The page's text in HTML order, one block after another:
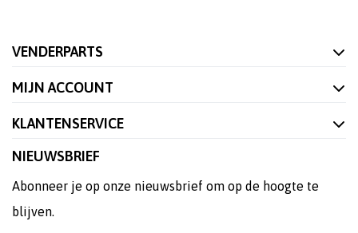
VENDERPARTS
MIJN ACCOUNT
KLANTENSERVICE
NIEUWSBRIEF
Abonneer je op onze nieuwsbrief om op de hoogte te
blijven.